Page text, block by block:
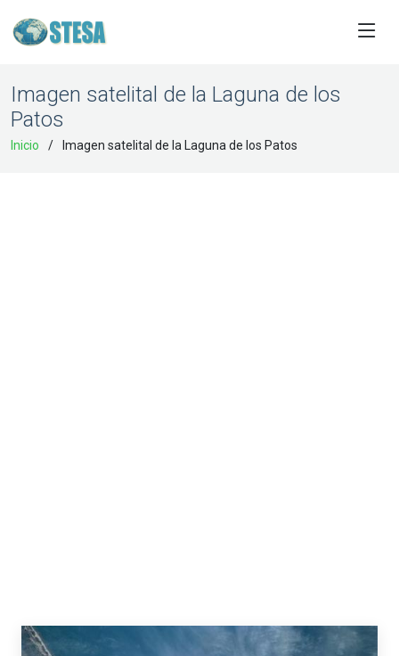
Imagen satelital de la Laguna de los
Patos
Inicio Imagen satelital de la Laguna de los Patos